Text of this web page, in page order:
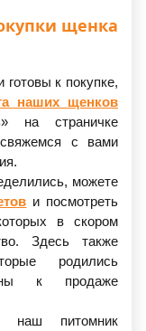
щенка
к покупке,
наших щенков
» на страничке
с вами
можете
и посмотреть
в скором
Здесь также
родились
к продаже
наш питомник